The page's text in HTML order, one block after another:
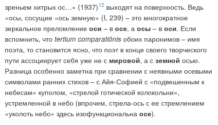
зреньем хитрых ос…» (1937)12 выходят на поверхность. Ведь
«осы, сосущие «ось земную» (I, 239) – это многократное
зеркальное преломление оси – в осе, а осы – в оси. Если
вспомнить, что tertium comparatiōnis обоих паронимов – имя
поэта, то становится ясно, что поэт в конце своего творческого
пути ассоциирует себя уже не с мировой, а с земной осью.
Разница особенно заметна при сравнении с неявными осевыми
символами ранних стихов – с Айя-Софией с «подвешенным к
небесам» куполом, «стрелой готической колокольни»,
устремленной в небо (впрочем, стрела-ось с ее стремлением
«уколоть небо» здесь изофункциональна осе).